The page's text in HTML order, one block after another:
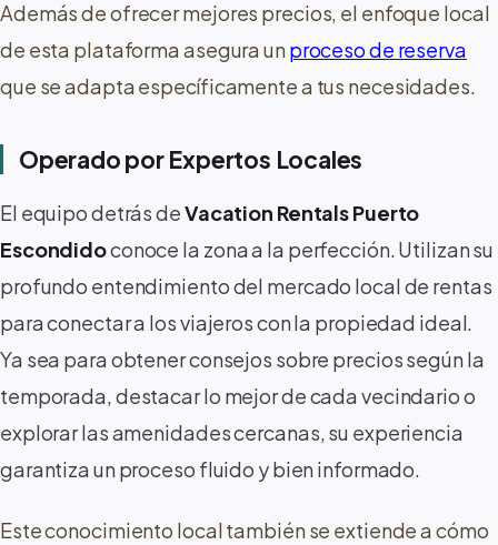
Además de ofrecer mejores precios, el enfoque local
de esta plataforma asegura unproceso de reserva
que se adapta específicamente a tus necesidades.
Operado por Expertos Locales
El equipo detrás deVacation Rentals Puerto
Escondidoconoce la zona a la perfección. Utilizan su
profundo entendimiento del mercado local de rentas
para conectar a los viajeros con la propiedad ideal.
Ya sea para obtener consejos sobre precios según la
temporada, destacar lo mejor de cada vecindario o
explorar las amenidades cercanas, su experiencia
garantiza un proceso fluido y bien informado.
Este conocimiento local también se extiende a cómo